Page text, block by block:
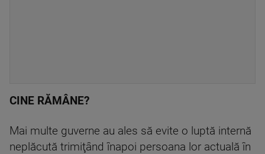
CINE RĂMÂNE?
Mai multe guverne au ales să evite o luptă internă
neplăcută trimiţând înapoi persoana lor actuală în